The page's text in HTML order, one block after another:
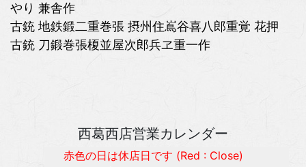
やり 兼舎作
古銃 地鉄鍛二重巻張 摂州住嶌谷喜八郎重覚 花押
古銃 刀鍛巻張榎並屋次郎兵ヱ重一作
西葛西店営業カレンダー